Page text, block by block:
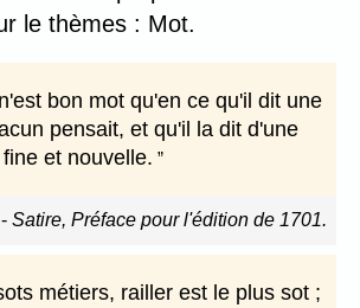
le thèmes : Mot.
bon mot qu'en ce qu'il dit une
pensait, et qu'il la dit d'une
et nouvelle.
- Satire, Préface pour l'édition de 1701.
métiers, railler est le plus sot ;